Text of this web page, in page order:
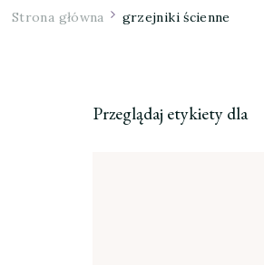
Strona główna grzejniki ścienne
Przeglądaj etykiety dla